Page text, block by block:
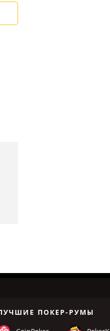
ПОКЕР-РУМЫ